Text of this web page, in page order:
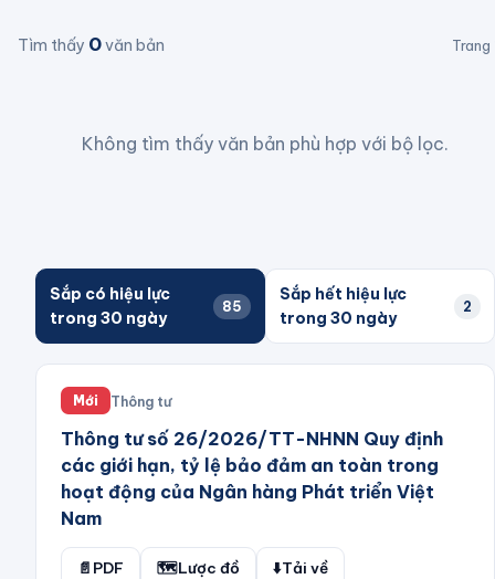
Tìm thấy 0văn bản Trang
Không tìm thấy văn bản phù hợp với bộ lọc.
Sắp có hiệu lực
trong 30 ngày
85
Sắp hết hiệu lực
trong 30 ngày
2
Mới Thông tư
Thông tư số 26/2026/TT-NHNN Quy định
các giới hạn, tỷ lệ bảo đảm an toàn trong
hoạt động của Ngân hàng Phát triển Việt
Nam
📄 PDF 🗺️Lược đồ ⬇️Tải về